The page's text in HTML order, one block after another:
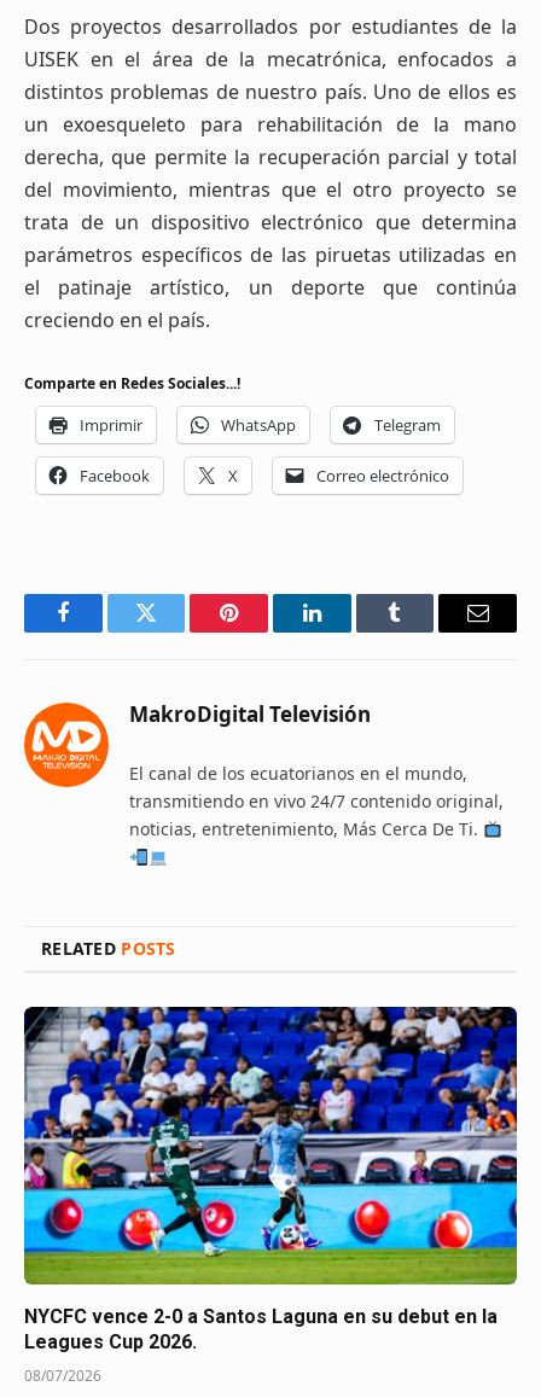
Dos proyectos desarrollados por estudiantes de la
UISEK en el área de la mecatrónica, enfocados a
distintos problemas de nuestro país. Uno de ellos es
un exoesqueleto para rehabilitación de la mano
derecha, que permite la recuperación parcial y total
del movimiento, mientras que el otro proyecto se
trata de un dispositivo electrónico que determina
parámetros específicos de las piruetas utilizadas en
el patinaje artístico, un deporte que continúa
creciendo en el país.
Comparte en Redes Sociales...!
Imprimir WhatsApp Telegram
Facebook X Correo electrónico
FacebookTwitter Pinterest LinkedInTumblr Email
MakroDigital Televisión
El canal de los ecuatorianos en el mundo,
transmitiendo en vivo 24/7 contenido original,
noticias, entretenimiento, Más Cerca De Ti.
RELATED POSTS
NYCFC vence 2-0 a Santos Laguna en su debut en la
Leagues Cup 2026.
08/07/2026